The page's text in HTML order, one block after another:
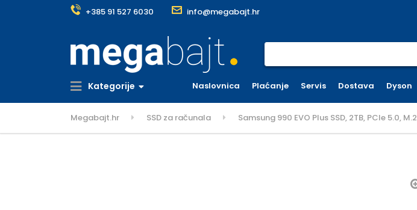
+385 91 527 6030 info@megabajt.hr
Kategorije Naslovnica Plaćanje Servis Dostava Dyson
Megabajt.hr SSD za računala Samsung 990 EVO Plus SSD, 2TB, PCIe 5.0, M.2